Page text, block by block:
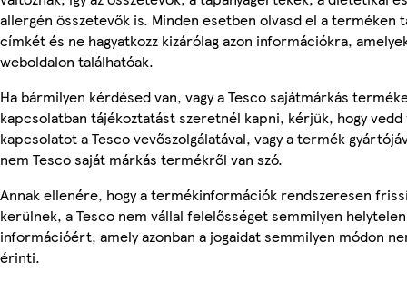
allergén összetevők is. Minden esetben olvasd el a terméken
címkét és ne hagyatkozz kizárólag azon információkra,
weboldalon találhatóak.
Ha bármilyen kérdésed van, vagy a Tesco sajátmárkás
kapcsolatban tájékoztatást szeretnél kapni, kérjük, hogy vedd
kapcsolatot a Tesco vevőszolgálatával, vagy a termék
nem Tesco saját márkás termékről van szó.
Annak ellenére, hogy a termékinformációk rendszeresen
kerülnek, a Tesco nem vállal felelősséget semmilyen helytelen
információért, amely azonban a jogaidat semmilyen módon
érinti.